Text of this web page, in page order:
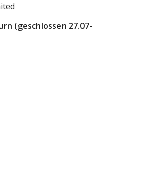
(geschlossen 27.07-